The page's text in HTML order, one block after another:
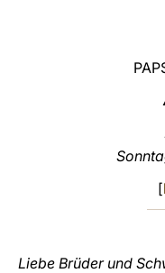
[
Liebe Brüder und